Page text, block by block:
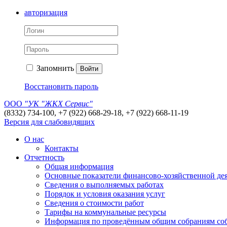
авторизация
Запомнить Войти
Восстановить пароль
ООО "УК "ЖКХ Сервис"
(8332) 734-100, +7 (922) 668-29-18, +7 (922) 668-11-19
Версия для слабовидящих
О нас
Контакты
Отчетность
Общая информация
Основные показатели финансово-хозяйственной
Сведения о выполняемых работах
Порядок и условия оказания услуг
Сведения о стоимости работ
Тарифы на коммунальные ресурсы
Информация по проведённым общим собраниям